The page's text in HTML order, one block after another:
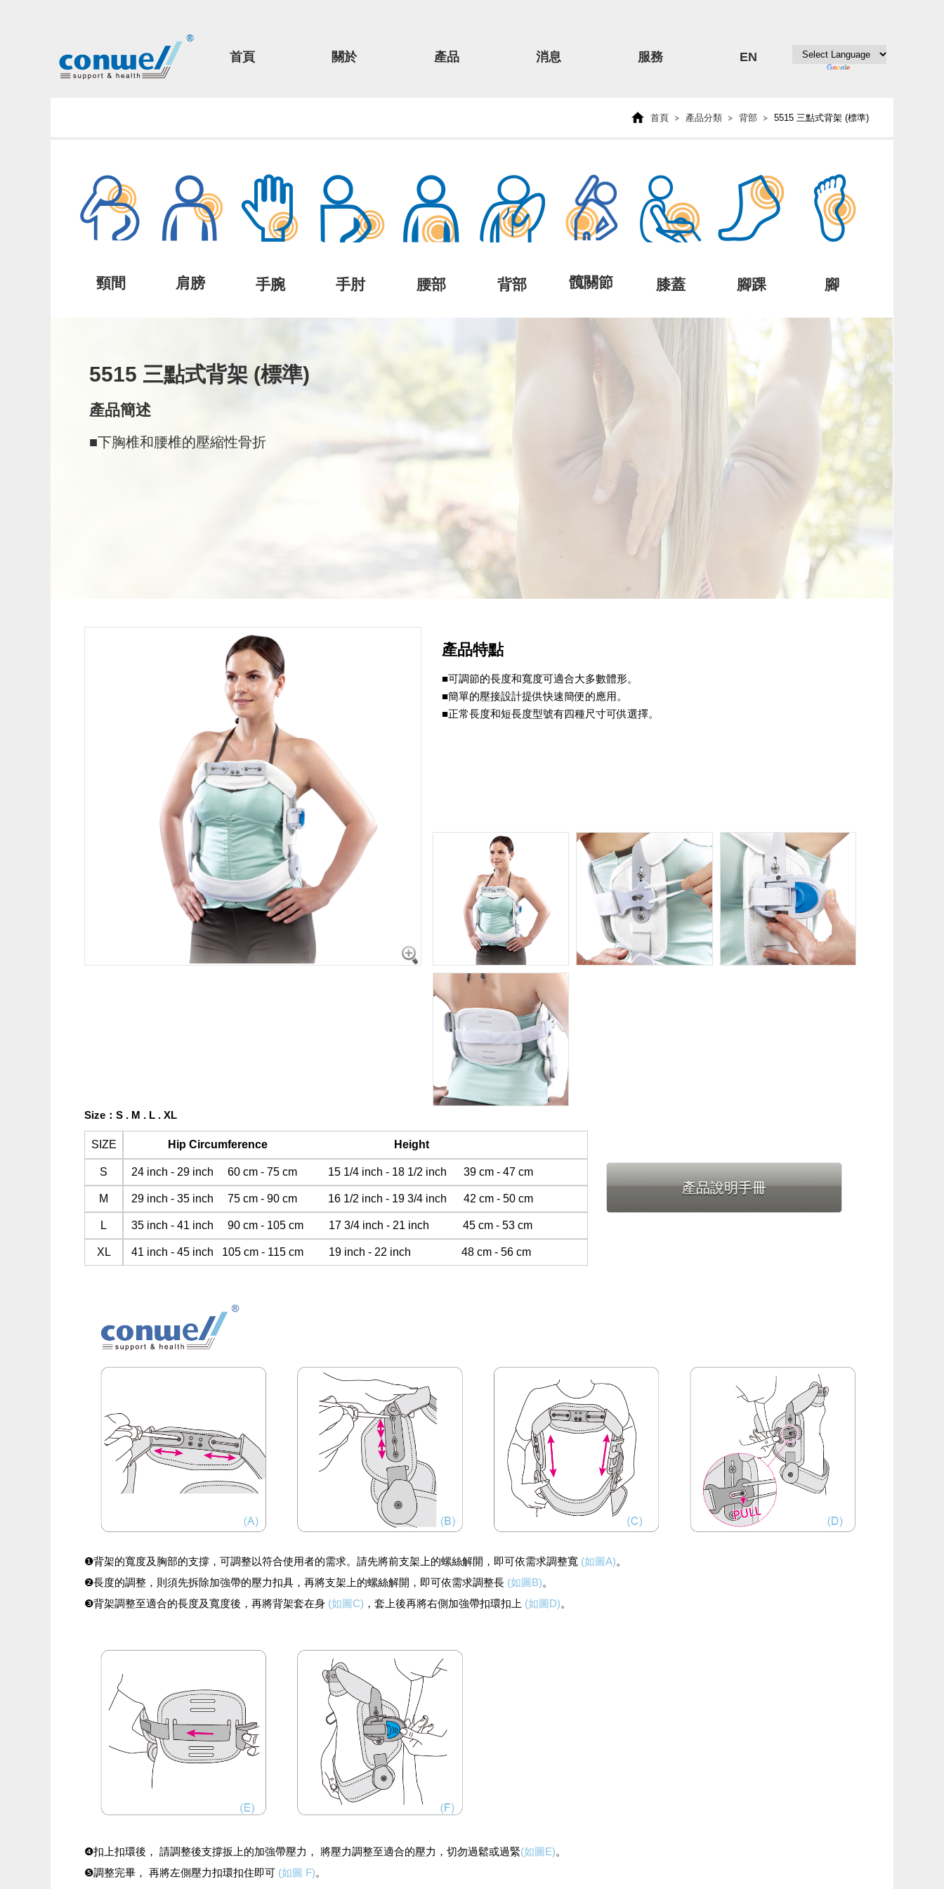
首頁 關於 產品 消息 服務 EN
首頁 產品分類 背部 5515 三點式背架 (標準)
頸間 肩膀 手腕 手肘 腰部 背部 髖關節 膝蓋 腳踝 腳
5515 三點式背架 (標準)
產品簡述
■下胸椎和腰椎的壓縮性骨折
產品特點
■可調節的長度和寬度可適合大多數體形。
■簡單的壓接設計提供快速簡便的應用。
■正常長度和短長度型號有四種尺寸可供選擇。
Size ： S . M . L . XL
SIZE Hip Circumference Height
S 24 inch - 29 inch 60 cm - 75 cm 15 1/4 inch - 18 1/2 inch 39 cm - 47 cm
M 29 inch - 35 inch 75 cm - 90 cm 16 1/2 inch - 19 3/4 inch 42 cm - 50 cm
L 35 inch - 41 inch 90 cm - 105 cm 17 3/4 inch - 21 inch 45 cm - 53 cm
XL 41 inch - 45 inch 105 cm - 115 cm 19 inch - 22 inch 48 cm - 56 cm
產品說明手冊
❶背架的寬度及胸部的支撐，可調整以符合使用者的需求。請先將前支架上的螺絲解開，即可依需求調整寬 (如圖A)。
❷長度的調整，則須先拆除加強帶的壓力扣具，再將支架上的螺絲解開，即可依需求調整長 (如圖B)。
❸背架調整至適合的長度及寬度後，再將背架套在身 (如圖C) ，套上後再將右側加強帶扣環扣上 (如圖D)。
❹扣上扣環後， 請調整後支撐扳上的加強帶壓力， 將壓力調整至適合的壓力，切勿過鬆或過緊(如圖E)。
❺調整完畢， 再將左側壓力扣環扣住即可 (如圖 F)。